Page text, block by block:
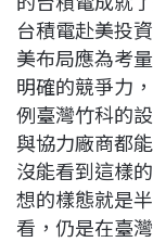
台積電赴美投
美布局應為考
明確的競爭力
例臺灣竹科的
與協力廠商都
沒能看到這樣
想的樣態就是
看，仍是在臺